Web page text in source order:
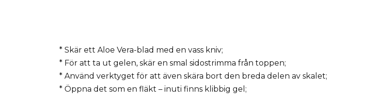
* Skär ett Aloe Vera-blad med en vass kniv;
* För att ta ut gelen, skär en smal sidostrimma från toppen;
* Använd verktyget för att även skära bort den breda delen av skalet;
* Öppna det som en fläkt – inuti finns klibbig gel;